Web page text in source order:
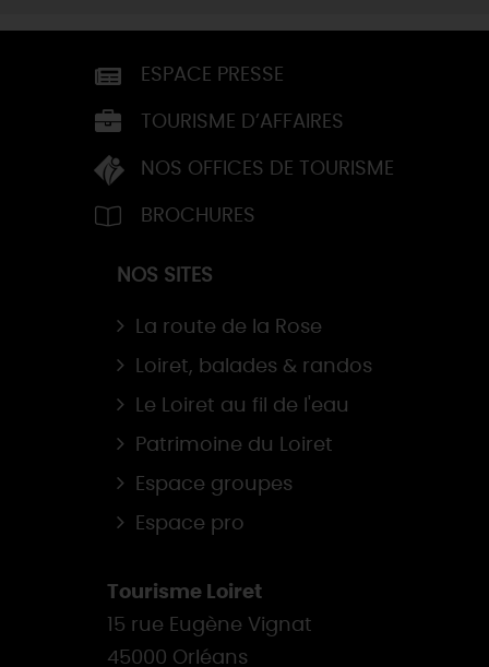
ESPACE PRESSE
TOURISME D’AFFAIRES
NOS OFFICES DE TOURISME
BROCHURES
NOS SITES
La route de la Rose
Loiret, balades & randos
Le Loiret au fil de l'eau
Patrimoine du Loiret
Espace groupes
Espace pro
Tourisme Loiret
15 rue Eugène Vignat
45000 Orléans